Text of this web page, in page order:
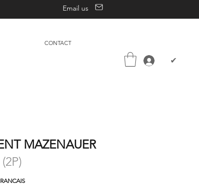
Email us
CONTACT
✔
MAZENAUER